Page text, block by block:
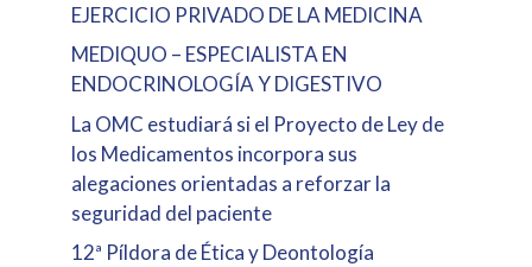
EJERCICIO PRIVADO DE LA MEDICINA
MEDIQUO – ESPECIALISTA EN
ENDOCRINOLOGÍA Y DIGESTIVO
La OMC estudiará si el Proyecto de Ley de
los Medicamentos incorpora sus
alegaciones orientadas a reforzar la
seguridad del paciente
12ª Píldora de Ética y Deontología